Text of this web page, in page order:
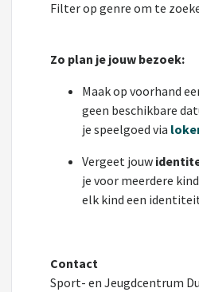
Filter op genre om te
Zo plan je jouw bezoek:
Maak op voorhand
geen beschikbare
je speelgoed via
Vergeet jouw
je voor meerdere
elk kind een
Contact
Sport- en Jeugdcentrum